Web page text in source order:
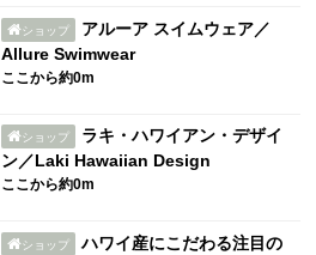
ショップ
アルーア スイムウェア／
Allure Swimwear
ここから約0m
ショップ
ラキ・ハワイアン・デザイ
ン／Laki Hawaiian Design
ここから約0m
ショップ
ハワイ産にこだわる注目の